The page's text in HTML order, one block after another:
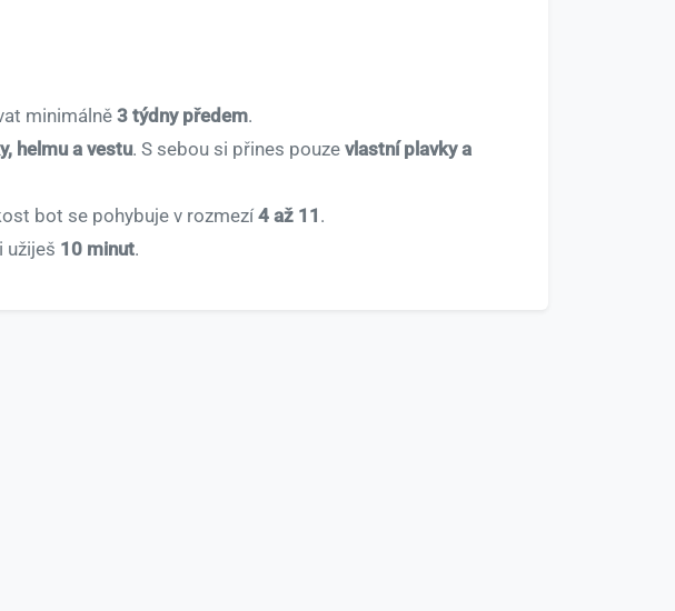
minimálně 3 týdny předem.
helmu a vestu. S sebou si přines pouze vlastní plavky a
bot se pohybuje v rozmezí4 až 11 .
užiješ 10 minut.